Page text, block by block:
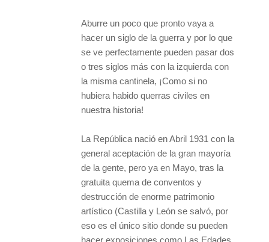
Aburre un poco que pronto vaya a
hacer un siglo de la guerra y por lo que
se ve perfectamente pueden pasar dos
o tres siglos más con la izquierda con
la misma cantinela, ¡Como si no
hubiera habido querras civiles en
nuestra historia!
La República nació en Abril 1931 con la
general aceptación de la gran mayoría
de la gente, pero ya en Mayo, tras la
gratuita quema de conventos y
destrucción de enorme patrimonio
artístico (Castilla y León se salvó, por
eso es el único sitio donde su pueden
hacer exposiciones como Las Edades